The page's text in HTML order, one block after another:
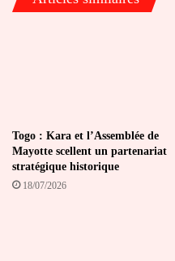
sécurité
Togo : Kara et l’Assemblée de
Mayotte scellent un partenariat
stratégique historique
18/07/2026